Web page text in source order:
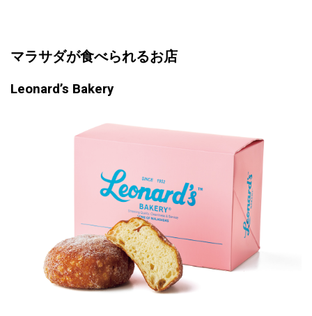
マラサダが食べられるお店
Leonard’s Bakery